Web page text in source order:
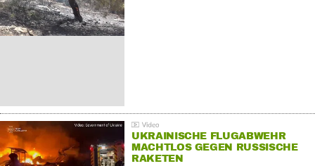
UKRAINISCHE FLUGABWEHR
MACHTLOS GEGEN RUSSISCHE
RAKETEN